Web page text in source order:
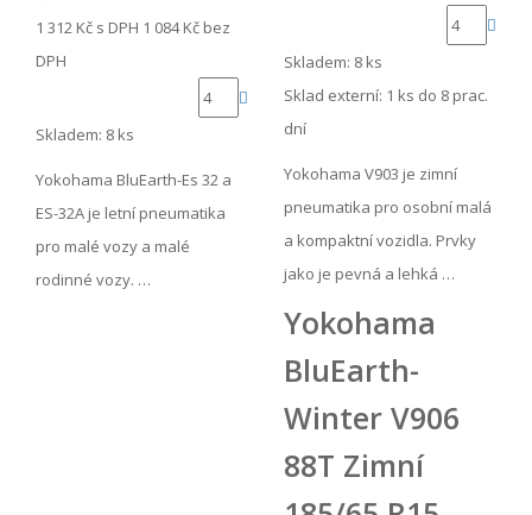
1 312 Kč s DPH 1 084 Kč bez
DPH
Skladem: 8 ks
Yokohama BluEarth-Es 32 a
ES-32A je letní pneumatika
pro malé vozy a malé
rodinné vozy. …
Skladem: 8 ks
Sklad externí: 1 ks do 8 prac.
dní
Yokohama V903 je zimní
pneumatika pro osobní malá
a kompaktní vozidla. Prvky
jako je pevná a lehká …
Yokohama
BluEarth-
Winter V906
88T Zimní